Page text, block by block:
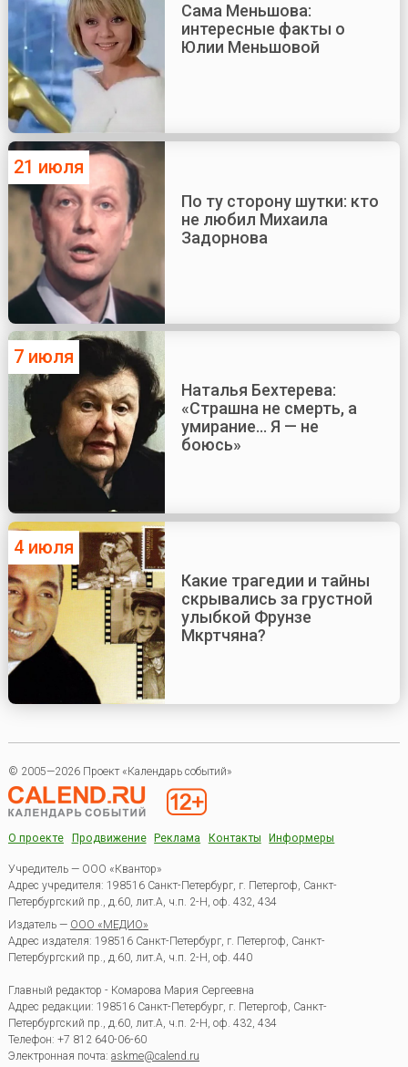
Сама Меньшова:
интересные факты о
Юлии Меньшовой
21 июля
По ту сторону шутки: кто
не любил Михаила
Задорнова
7 июля
Наталья Бехтерева:
«Страшна не смерть, а
умирание... Я — не
боюсь»
4 июля
Какие трагедии и тайны
скрывались за грустной
улыбкой Фрунзе
Мкртчяна?
© 2005—2026 Проект «Календарь событий»
О проекте Продвижение Реклама Контакты Информеры
Учредитель — ООО «Квантор»
Адрес учредителя: 198516 Санкт-Петербург, г. Петергоф, Санкт-
Петербургский пр., д.60, лит.А, ч.п. 2-Н, оф. 432, 434
Издатель — ООО «МЕДИО»
Адрес издателя: 198516 Санкт-Петербург, г. Петергоф, Санкт-
Петербургский пр., д.60, лит.А, ч.п. 2-Н, оф. 440
Главный редактор - Комарова Мария Сергеевна
Адрес редакции: 198516 Санкт-Петербург, г. Петергоф, Санкт-
Петербургский пр., д.60, лит.А, ч.п. 2-Н, оф. 432, 434
Телефон: +7 812 640-06-60
Электронная почта: askme@calend.ru